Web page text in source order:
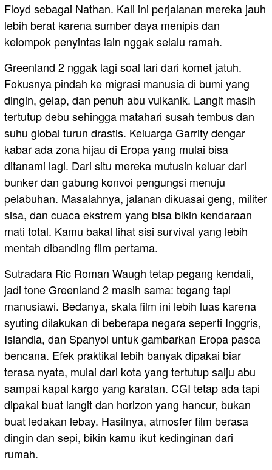
Floyd sebagai Nathan. Kali ini perjalanan mereka jauh
lebih berat karena sumber daya menipis dan
kelompok penyintas lain nggak selalu ramah.
Greenland 2 nggak lagi soal lari dari komet jatuh.
Fokusnya pindah ke migrasi manusia di bumi yang
dingin, gelap, dan penuh abu vulkanik. Langit masih
tertutup debu sehingga matahari susah tembus dan
suhu global turun drastis. Keluarga Garrity dengar
kabar ada zona hijau di Eropa yang mulai bisa
ditanami lagi. Dari situ mereka mutusin keluar dari
bunker dan gabung konvoi pengungsi menuju
pelabuhan. Masalahnya, jalanan dikuasai geng, militer
sisa, dan cuaca ekstrem yang bisa bikin kendaraan
mati total. Kamu bakal lihat sisi survival yang lebih
mentah dibanding film pertama.
Sutradara Ric Roman Waugh tetap pegang kendali,
jadi tone Greenland 2 masih sama: tegang tapi
manusiawi. Bedanya, skala film ini lebih luas karena
syuting dilakukan di beberapa negara seperti Inggris,
Islandia, dan Spanyol untuk gambarkan Eropa pasca
bencana. Efek praktikal lebih banyak dipakai biar
terasa nyata, mulai dari kota yang tertutup salju abu
sampai kapal kargo yang karatan. CGI tetap ada tapi
dipakai buat langit dan horizon yang hancur, bukan
buat ledakan lebay. Hasilnya, atmosfer film berasa
dingin dan sepi, bikin kamu ikut kedinginan dari
rumah.